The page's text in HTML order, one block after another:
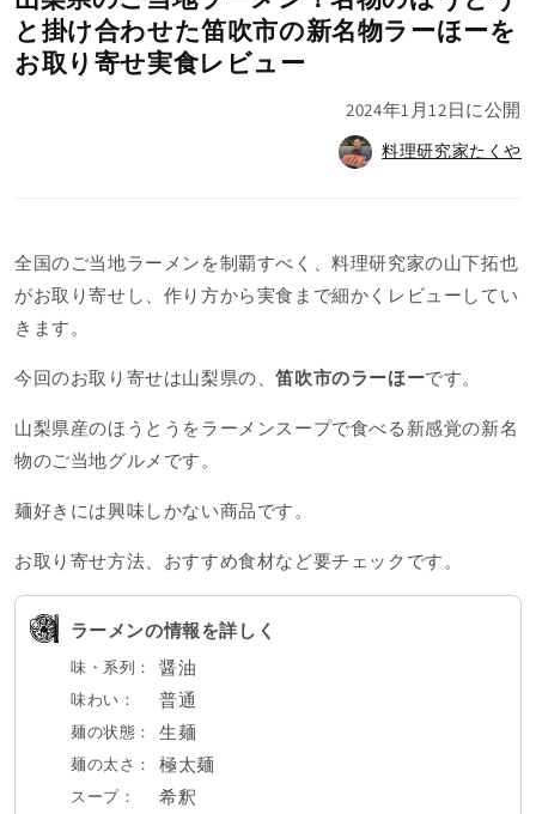
と掛け合わせた笛吹市の新名物ラーほーを
お取り寄せ実食レビュー
2024年1月12日に公開
料理研究家たくや
全国のご当地ラーメンを制覇すべく、料理研究家の山下拓也
がお取り寄せし、作り方から実食まで細かくレビューしてい
きます。
今回のお取り寄せは山梨県の、笛吹市のラーほーです。
山梨県産のほうとうをラーメンスープで食べる新感覚の新名
物のご当地グルメです。
麺好きには興味しかない商品です。
お取り寄せ方法、おすすめ食材など要チェックです。
ラーメンの情報を詳しく
味・系列： 醤油
味わい： 普通
麺の状態： 生麺
麺の太さ： 極太麺
スープ： 希釈